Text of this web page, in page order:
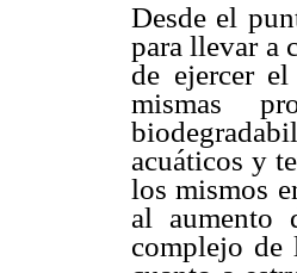
Desde el
para llevar a
de ejercer
mismas
acuáticos y
los mismos
al aumento
complejo de